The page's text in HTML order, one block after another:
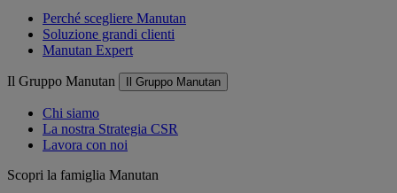
Perché scegliere Manutan
Soluzione grandi clienti
Manutan Expert
Il Gruppo Manutan Il Gruppo Manutan
Chi siamo
La nostra Strategia CSR
Lavora con noi
Scopri la famiglia Manutan